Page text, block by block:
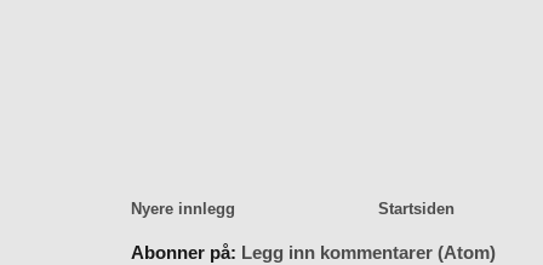
Nyere innlegg Startsiden
Abonner på: Legg inn kommentarer (Atom)